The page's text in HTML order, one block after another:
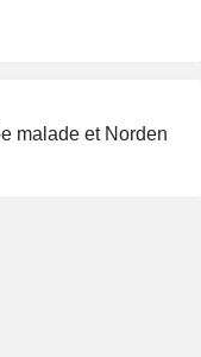
malade et Norden